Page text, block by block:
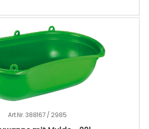
Art.Nr.388167 / 2985